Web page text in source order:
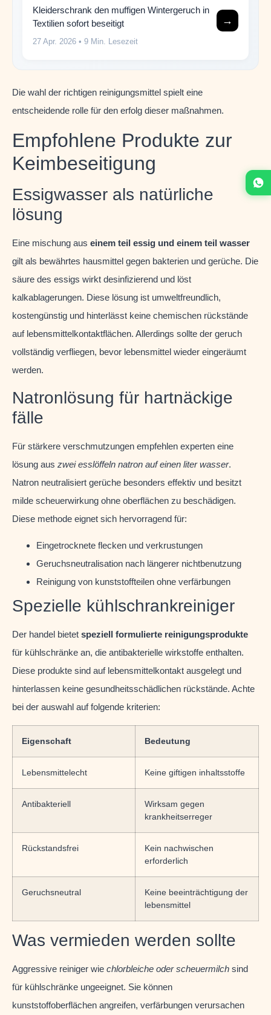
Kleiderschrank den muffigen Wintergeruch in
Textilien sofort beseitigt
27 Apr. 2026 • 9 Min. Lesezeit
→
Die wahl der richtigen reinigungsmittel spielt eine
entscheidende rolle für den erfolg dieser maßnahmen.
Empfohlene Produkte zur
Keimbeseitigung
Essigwasser als natürliche
lösung
Eine mischung aus einem teil essig und einem teil wasser
gilt als bewährtes hausmittel gegen bakterien und gerüche. Die
säure des essigs wirkt desinfizierend und löst
kalkablagerungen. Diese lösung ist umweltfreundlich,
kostengünstig und hinterlässt keine chemischen rückstände
auf lebensmittelkontaktflächen. Allerdings sollte der geruch
vollständig verfliegen, bevor lebensmittel wieder eingeräumt
werden.
Natronlösung für hartnäckige
fälle
Für stärkere verschmutzungen empfehlen experten eine
lösung aus zwei esslöffeln natron auf einen liter wasser.
Natron neutralisiert gerüche besonders effektiv und besitzt
milde scheuerwirkung ohne oberflächen zu beschädigen.
Diese methode eignet sich hervorragend für:
Eingetrocknete flecken und verkrustungen
Geruchsneutralisation nach längerer nichtbenutzung
Reinigung von kunststoffteilen ohne verfärbungen
Spezielle kühlschrankreiniger
Der handel bietet speziell formulierte reinigungsprodukte
für kühlschränke an, die antibakterielle wirkstoffe enthalten.
Diese produkte sind auf lebensmittelkontakt ausgelegt und
hinterlassen keine gesundheitsschädlichen rückstände. Achte
bei der auswahl auf folgende kriterien:
Eigenschaft Bedeutung
Lebensmittelecht Keine giftigen inhaltsstoffe
Antibakteriell
Wirksam gegen
krankheitserreger
Rückstandsfrei
Kein nachwischen
erforderlich
Geruchsneutral
Keine beeinträchtigung der
lebensmittel
Was vermieden werden sollte
Aggressive reiniger wie chlorbleiche oder scheuermilch sind
für kühlschränke ungeeignet. Sie können
kunststoffoberflächen angreifen, verfärbungen verursachen